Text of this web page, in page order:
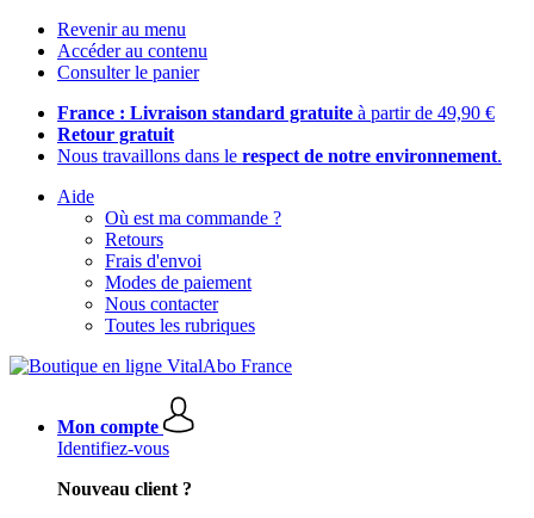
Revenir au menu
Accéder au contenu
Consulter le panier
France : Livraison standard gratuite à partir de 49,90 €
Retour gratuit
Nous travaillons dans le respect de notre environnement.
Aide
Où est ma commande ?
Retours
Frais d'envoi
Modes de paiement
Nous contacter
Toutes les rubriques
Mon compte
Identifiez-vous
Nouveau client ?